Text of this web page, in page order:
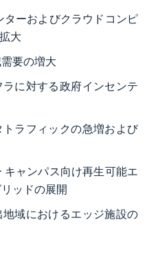
ターおよびクラウドコンピ
大
要の増大
ラに対する政府インセンテ
トラフィックの急増および
キャンパス向け再生可能エ
ッドの展開
地域におけるエッジ施設の